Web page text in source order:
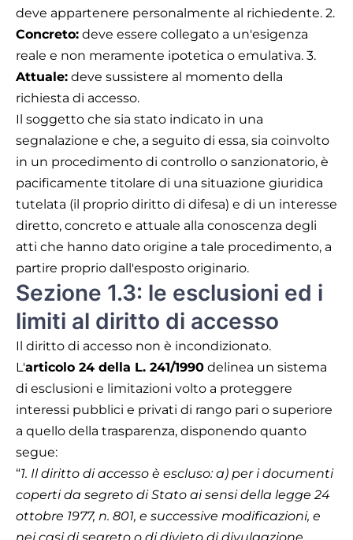
deve appartenere personalmente al richiedente. 2.
Concreto: deve essere collegato a un'esigenza
reale e non meramente ipotetica o emulativa. 3.
Attuale: deve sussistere al momento della
richiesta di accesso.
Il soggetto che sia stato indicato in una
segnalazione e che, a seguito di essa, sia coinvolto
in un procedimento di controllo o sanzionatorio, è
pacificamente titolare di una situazione giuridica
tutelata (il proprio diritto di difesa) e di un interesse
diretto, concreto e attuale alla conoscenza degli
atti che hanno dato origine a tale procedimento, a
partire proprio dall'esposto originario.
Sezione 1.3: le esclusioni ed i
limiti al diritto di accesso
Il diritto di accesso non è incondizionato.
L'articolo 24 della L. 241/1990 delinea un sistema
di esclusioni e limitazioni volto a proteggere
interessi pubblici e privati di rango pari o superiore
a quello della trasparenza, disponendo quanto
segue:
“1. Il diritto di accesso è escluso: a) per i documenti
coperti da segreto di Stato ai sensi della legge 24
ottobre 1977, n. 801, e successive modificazioni, e